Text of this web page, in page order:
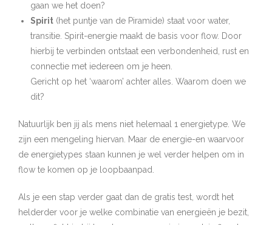
gaan we het doen?
Spirit (het puntje van de Piramide) staat voor water,
transitie. Spirit-energie maakt de basis voor flow. Door
hierbij te verbinden ontstaat een verbondenheid, rust en
connectie met iedereen om je heen.
Gericht op het ‘waarom’ achter alles. Waarom doen we
dit?
Natuurlijk ben jij als mens niet helemaal 1 energietype. We
zijn een mengeling hiervan. Maar de energie-en waarvoor
de energietypes staan kunnen je wel verder helpen om in
flow te komen op je loopbaanpad.
Als je een stap verder gaat dan de gratis test, wordt het
helderder voor je welke combinatie van energieën je bezit,